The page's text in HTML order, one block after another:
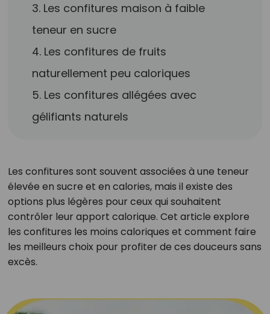
3. Les confitures maison à faible
teneur en sucre
4. Les confitures de fruits
naturellement peu caloriques
5. Les confitures allégées avec
gélifiants naturels
Les confitures sont souvent associées à une teneur
élevée en sucre et en calories, mais il existe des
options plus légères pour ceux qui souhaitent
contrôler leur apport calorique. Cet article explore
les confitures les moins caloriques et comment faire
les meilleurs choix pour profiter de ces douceurs sans
excès.